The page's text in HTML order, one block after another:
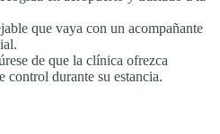
que vaya con un acompañante
de que la clínica ofrezca
control durante su estancia.